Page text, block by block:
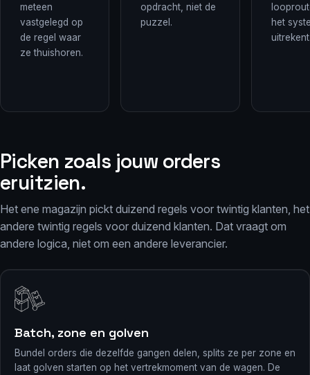
meteen
vastgelegd op
de regel waar
ze thuishoren.
opdracht, niet de
puzzel.
het
Picken zoals jouw orders
eruitzien.
Het ene magazijn pickt duizend regels voor twintig klanten, het
andere twintig regels voor duizend klanten. Dat vraagt om
andere logica, niet om een andere leverancier.
Batch, zone en golven
Bundel orders die dezelfde gangen delen, splits ze per zone en
laat golven starten op het vertrekmoment van de wagen. De